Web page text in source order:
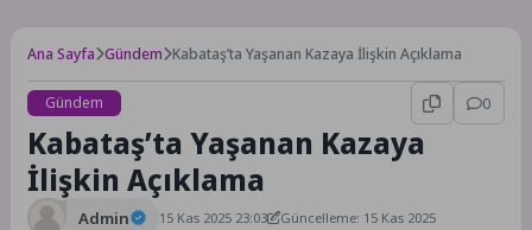
Ana Sayfa Gündem Kabataş’ta Yaşanan Kazaya İlişkin Açıklama
Gündem 0
Kabataş’ta Yaşanan Kazaya
İlişkin Açıklama
Admin 15 Kas 2025 23:03
Güncelleme: 15 Kas 2025